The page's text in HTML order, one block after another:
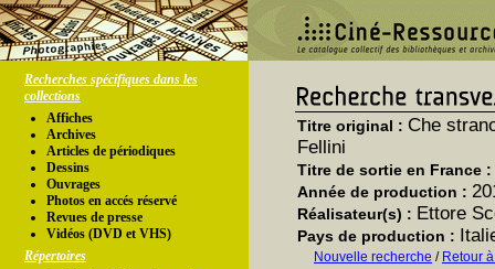
Recherches spécifiques dans les
collections
Affiches
Archives
Articles de périodiques
Dessins
Ouvrages
Photos en accés réservé
Revues de presse
Vidéos (DVD et VHS)
Répertoires
Titre original : Che
Fellini
Titre de sortie en France :
Année de production :
Réalisateur(s) : Ettore
Pays de production :
Nouvelle recherche / Retour